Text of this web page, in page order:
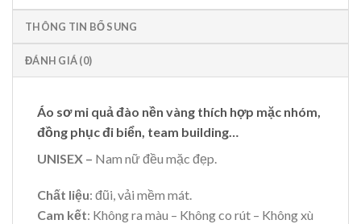
THÔNG TIN BỔ SUNG
ĐÁNH GIÁ (0)
Áo sơ mi quả đào nền vàng thích hợp mặc nhóm,
đồng phục đi biển, team building…
UNISEX – Nam nữ đều mặc đẹp.
Chất liệu: đũi, vải mềm mát.
Cam kết: Không ra màu – Không co rút – Không xù